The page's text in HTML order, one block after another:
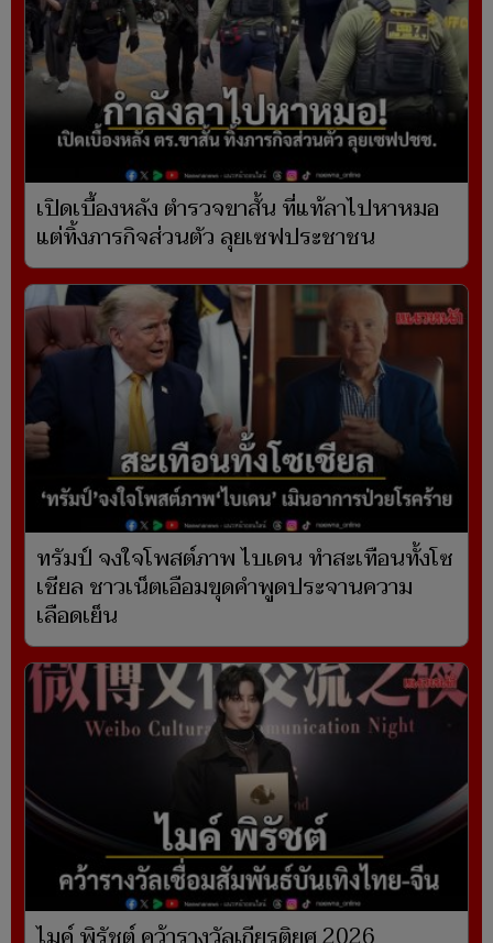
เปิดเบื้องหลัง ตำรวจขาสั้น ที่แท้ลาไปหาหมอ
แต่ทิ้งภารกิจส่วนตัว ลุยเซฟประชาชน
ทรัมป์ จงใจโพสต์ภาพ ไบเดน ทำสะเทือนทั้งโซ
เชียล ชาวเน็ตเอือมขุดคำพูดประจานความ
เลือดเย็น